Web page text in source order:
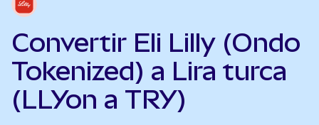
Convertir Eli Lilly (Ondo
Tokenized) a Lira turca
(LLYon a TRY)